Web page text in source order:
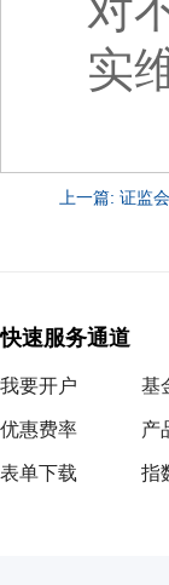
实
上一篇: 证监
快速服务通道
我要开户
优惠费率
表单下载
基
产
指